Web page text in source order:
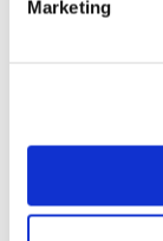
Marketing
und
gegenüber